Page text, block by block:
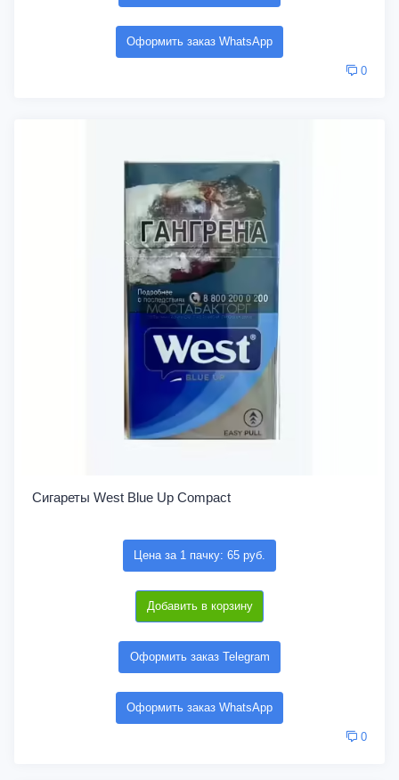
Оформить заказ WhatsApp
0
Сигареты West Blue Up Compact
Цена за 1 пачку: 65 руб.
Добавить в корзину
Оформить заказ Telegram
Оформить заказ WhatsApp
0